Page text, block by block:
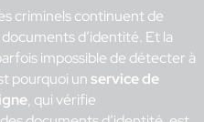
criminels continuent de
d’identité. Et la
impossible de détecter à
pourquoi unservice de
, qui vérifie